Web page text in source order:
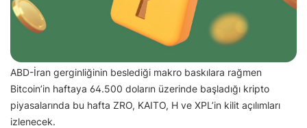
ABD-İran gerginliğinin beslediği makro baskılara rağmen
Bitcoin’in haftaya 64.500 doların üzerinde başladığı kripto
piyasalarında bu hafta ZRO, KAITO, H ve XPL’in kilit açılımları
izlenecek.